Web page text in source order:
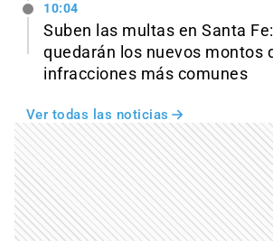
10:04
Suben las multas en Santa
quedarán los nuevos montos
infracciones más comunes
Ver todas las noticias